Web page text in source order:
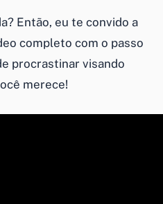
Então, eu te convido a
completo com o passo
procrastinar visando
merece!